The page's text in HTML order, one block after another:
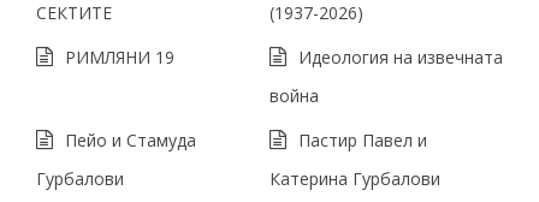
СЕКТИТЕ
(1937-2026)
РИМЛЯНИ 19
Идеология на извечната
война
Пейо и Стамуда
Гурбалови
Пастир Павел и
Катерина Гурбалови